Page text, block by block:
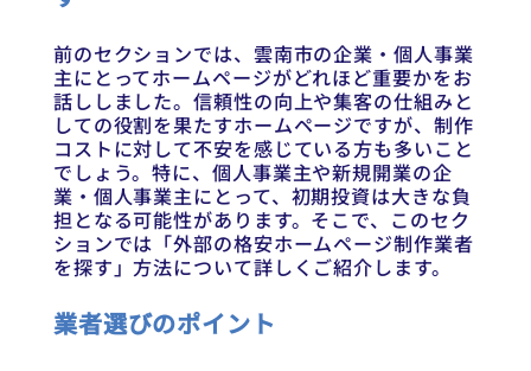
前のセクションでは、雲南市の企業・個人事業
主にとってホームページがどれほど重要かをお
話ししました。信頼性の向上や集客の仕組みと
しての役割を果たすホームページですが、制作
コストに対して不安を感じている方も多いこと
でしょう。特に、個人事業主や新規開業の企
業・個人事業主にとって、初期投資は大きな負
担となる可能性があります。そこで、このセク
ションでは「外部の格安ホームページ制作業者
を探す」方法について詳しくご紹介します。
業者選びのポイント